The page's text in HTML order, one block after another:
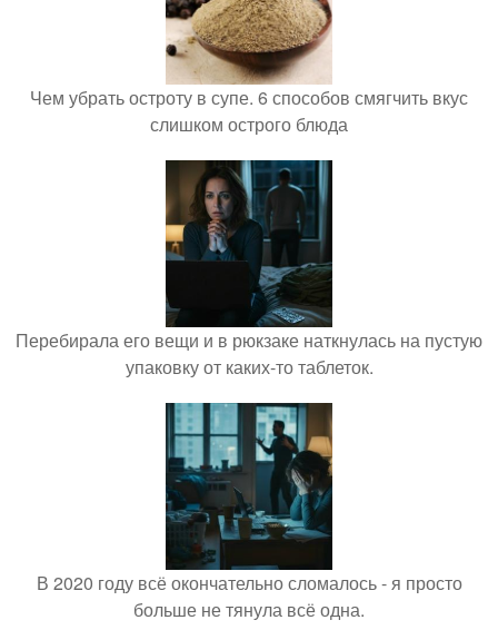
Чем убрать остроту в супе. 6 способов смягчить вкус
слишком острого блюда
Перебирала его вещи и в рюкзаке наткнулась на пустую
упаковку от каких-то таблеток.
В 2020 году всё окончательно сломалось - я просто
больше не тянула всё одна.